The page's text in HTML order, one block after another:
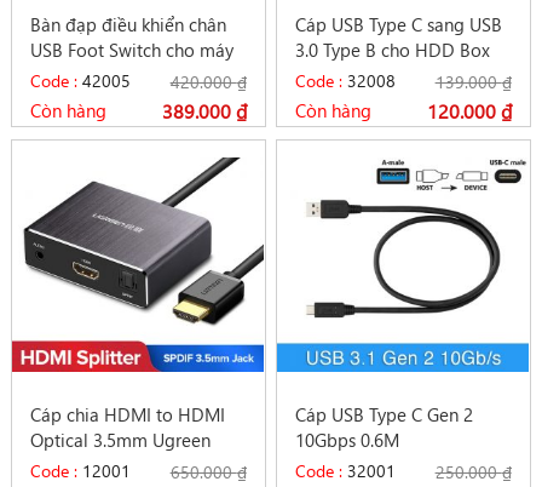
Bàn đạp điều khiển chân
USB Foot Switch cho máy
tính USB HID pedal420.000₫
389.000₫
Code :42005
Còn hàng
Cáp USB Type C sang USB
3.0 Type B cho HDD Box
và Máy in scan
139.000₫
120.000₫
Code :32008
Còn hàng
Cáp chia HDMI to HDMI
Optical 3.5mm Ugreen
40281
650.000₫
Code : 12001
Cáp USB Type C Gen 2
10Gbps 0.6M
250.000₫
Code :32001